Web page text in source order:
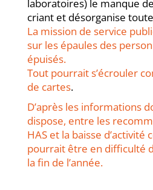
laboratoires) le manque
criant et désorganise
La mission de service
sur les épaules des
épuisés.
Tout pourrait s’écrouler
de cartes.
D’après les informations
dispose, entre les
HAS et la baisse d’activité
pourrait être en difficulté
la fin de l’année.